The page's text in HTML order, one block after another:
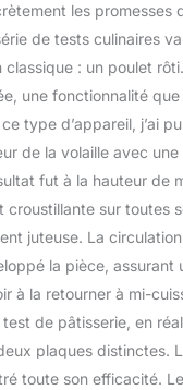
les promesses
de tests culinaires
: un poulet
une fonctionnalité que
type d’appareil, j’ai
de la volaille avec une
fut à la hauteur de
croustillante sur toutes
juteuse. La circulation
la pièce, assurant
à la retourner à mi-
de pâtisserie, en
plaques distinctes.
toute son efficacité.